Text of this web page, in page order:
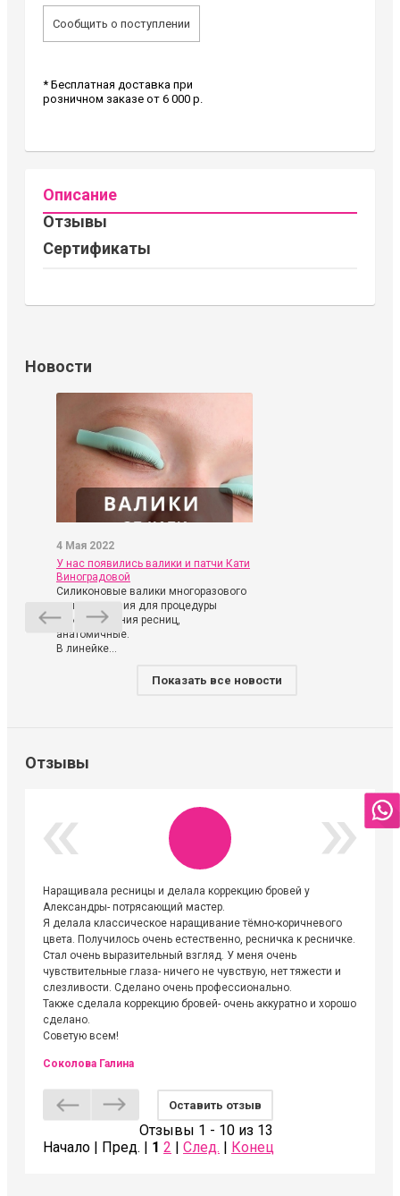
Сообщить о поступлении
* Бесплатная доставка при
розничном заказе от 6 000 р.
Описание
Отзывы
Сертификаты
Новости
4 Мая 2022
У нас появились валики и патчи Кати
Виноградовой
Силиконовые валики многоразового
использования для процедуры
ламинирования ресниц,
анатомичные.
В линейке...
Показать все новости
Отзывы
Наращивала ресницы и делала коррекцию бровей у
Александры- потрясающий мастер.
Я делала классическое наращивание тёмно-коричневого
цвета. Получилось очень естественно, ресничка к ресничке.
Стал очень выразительный взгляд. У меня очень
чувствительные глаза- ничего не чувствую, нет тяжести и
слезливости. Сделано очень профессионально.
Также сделала коррекцию бровей- очень аккуратно и хорошо
сделано.
Советую всем!
Соколова Галина
Оставить отзыв
Отзывы 1 - 10 из 13
Начало | Пред. | 1 2 След. Конец